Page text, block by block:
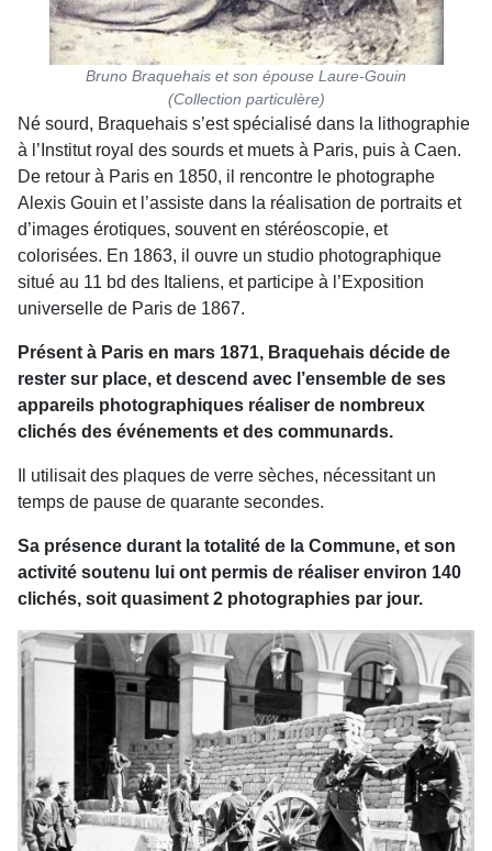
Bruno Braquehais et son épouse Laure-Gouin
(Collection particulère)
Né sourd, Braquehais s’est spécialisé dans la lithographie
à l’Institut royal des sourds et muets à Paris, puis à Caen.
De retour à Paris en 1850, il rencontre le photographe
Alexis Gouin et l’assiste dans la réalisation de portraits et
d’images érotiques, souvent en stéréoscopie, et
colorisées. En 1863, il ouvre un studio photographique
situé au 11 bd des Italiens, et participe à l’Exposition
universelle de Paris de 1867.
Présent à Paris en mars 1871, Braquehais décide de
rester sur place, et descend avec l’ensemble de ses
appareils photographiques réaliser de nombreux
clichés des événements et des communards.
Il utilisait des plaques de verre sèches, nécessitant un
temps de pause de quarante secondes.
Sa présence durant la totalité de la Commune, et son
activité soutenu lui ont permis de réaliser environ 140
clichés, soit quasiment 2 photographies par jour.